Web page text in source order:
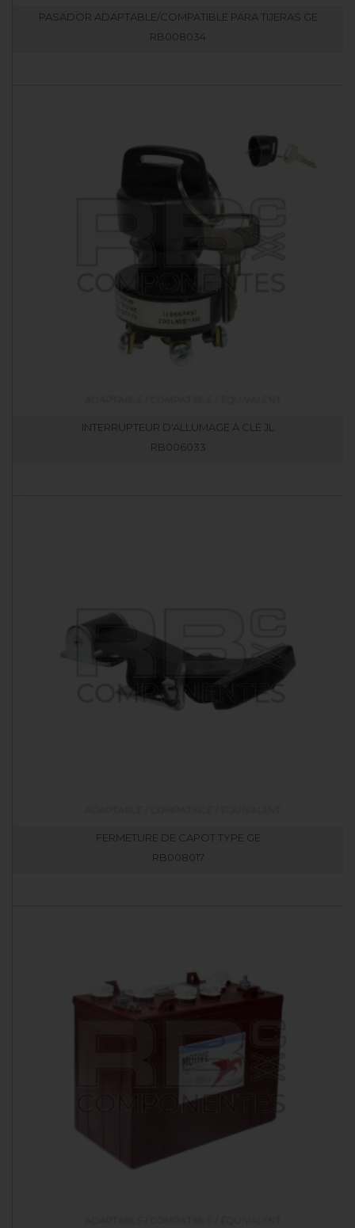
PASADOR ADAPTABLE/COMPATIBLE PARA TIJERAS GE
RB008034
INTERRUPTEUR D'ALLUMAGE À CLÉ JL
RB006033
FERMETURE DE CAPOT TYPE GE
RB008017